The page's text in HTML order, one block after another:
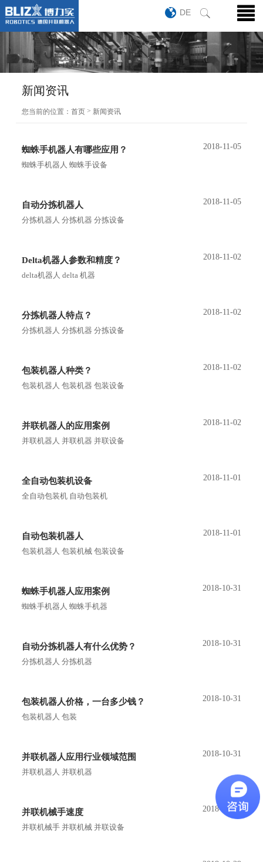
DE
新闻资讯
您当前的位置：首页 > 新闻资讯
蜘蛛手机器人有哪些应用？
蜘蛛手机器人 蜘蛛手设备
2018-11-05
自动分拣机器人
分拣机器人 分拣机器 分拣设备
2018-11-05
Delta机器人参数和精度？
delta机器人 delta 机器
2018-11-02
分拣机器人特点？
分拣机器人 分拣机器 分拣设备
2018-11-02
包装机器人种类？
包装机器人 包装机器 包装设备
2018-11-02
并联机器人的应用案例
并联机器人 并联机器 并联设备
2018-11-02
全自动包装机设备
全自动包装机 自动包装机
2018-11-01
自动包装机器人
包装机器人 包装机械 包装设备
2018-11-01
蜘蛛手机器人应用案例
蜘蛛手机器人 蜘蛛手机器
2018-10-31
自动分拣机器人有什么优势？
分拣机器人 分拣机器
2018-10-31
包装机器人价格，一台多少钱？
包装机器人 包装
2018-10-31
并联机器人应用行业领域范围
并联机器人 并联机器
2018-10-31
并联机械手速度
并联机械手 并联机械 并联设备
2018-10-30